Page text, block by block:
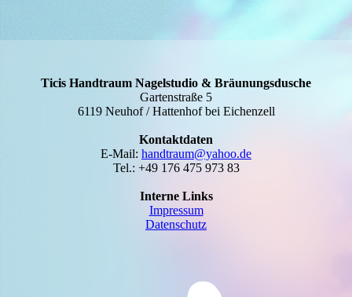
Ticis Handtraum Nagelstudio & Bräunungsdusche
Gartenstraße 5
6119 Neuhof / Hattenhof bei Eichenzell
Kontaktdaten
E-Mail: handtraum@yahoo.de
Tel.: +49 176 475 973 83
Interne Links
Impressum
Datenschutz